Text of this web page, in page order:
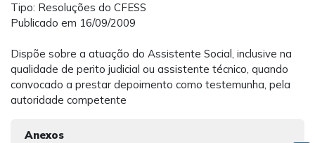
Tipo: Resoluções do CFESS
Publicado em 16/09/2009
Dispõe sobre a atuação do Assistente Social, inclusive na
qualidade de perito judicial ou assistente técnico, quando
convocado a prestar depoimento como testemunha, pela
autoridade competente
Anexos